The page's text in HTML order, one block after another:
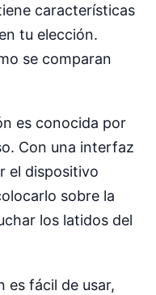
características
tu elección.
se comparan
es conocida por
Con una interfaz
el dispositivo
sobre la
los latidos del
es fácil de usar,